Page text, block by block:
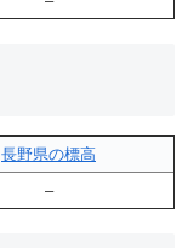
長野県の標高
–